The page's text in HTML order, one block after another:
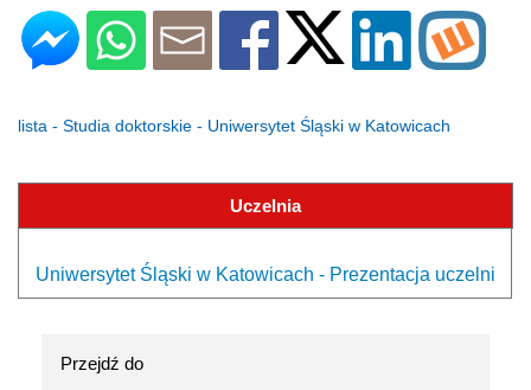
lista - Studia doktorskie - Uniwersytet Śląski w Katowicach
Uczelnia
Uniwersytet Śląski w Katowicach - Prezentacja uczelni
Przejdź do